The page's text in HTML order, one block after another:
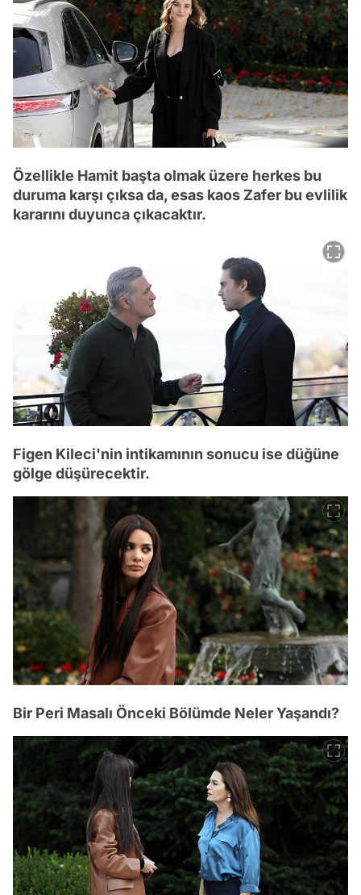
Özellikle Hamit başta olmak üzere herkes bu
duruma karşı çıksa da, esas kaos Zafer bu evlilik
kararını duyunca çıkacaktır.
Figen Kileci'nin intikamının sonucu ise düğüne
gölge düşürecektir.
Bir Peri Masalı Önceki Bölümde Neler Yaşandı?